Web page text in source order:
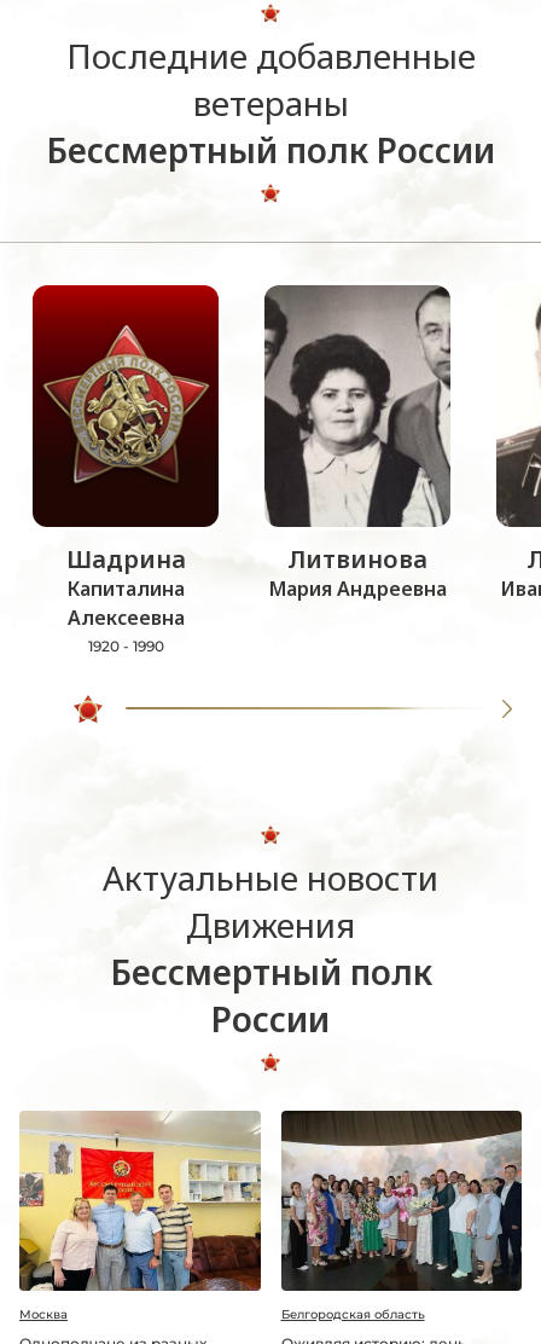
Последние добавленные
ветераны
Бессмертный полк России
Шадрина
Капиталина
Алексеевна
1920 - 1990
Литвинова
Мария Андреевна
Актуальные новости
Движения
Бессмертный полк
России
Москва Белгородская область